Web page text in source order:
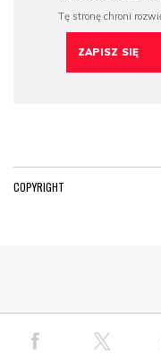
COPYRIGHT
© COPYRIGHT PAP 2026